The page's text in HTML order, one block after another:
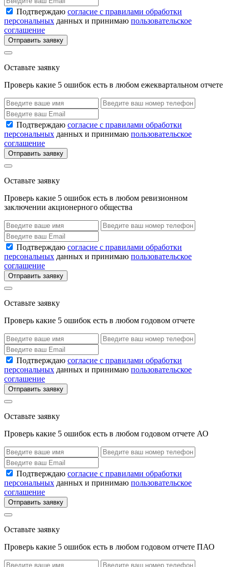
Подтверждаю согласие с правилами обработки
персональных данных и принимаю пользовательское
соглашение
Отправить заявку
Оставьте заявку
Проверь какие 5 ошибок есть в любом ежеквартальном отчете
Подтверждаю согласие с правилами обработки
персональных данных и принимаю пользовательское
соглашение
Отправить заявку
Оставьте заявку
Проверь какие 5 ошибок есть в любом ревизионном
заключении акционерного общества
Подтверждаю согласие с правилами обработки
персональных данных и принимаю пользовательское
соглашение
Отправить заявку
Оставьте заявку
Проверь какие 5 ошибок есть в любом годовом отчете
Подтверждаю согласие с правилами обработки
персональных данных и принимаю пользовательское
соглашение
Отправить заявку
Оставьте заявку
Проверь какие 5 ошибок есть в любом годовом отчете АО
Подтверждаю согласие с правилами обработки
персональных данных и принимаю пользовательское
соглашение
Отправить заявку
Оставьте заявку
Проверь какие 5 ошибок есть в любом годовом отчете ПАО